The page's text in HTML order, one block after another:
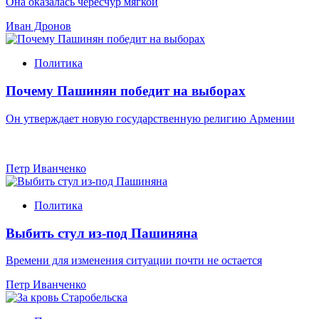
Иван Дронов
Политика
Почему Пашинян победит на выборах
Он утверждает новую государственную религию Армении
Петр Иванченко
Политика
Выбить стул из-под Пашиняна
Времени для изменения ситуации почти не остается
Петр Иванченко